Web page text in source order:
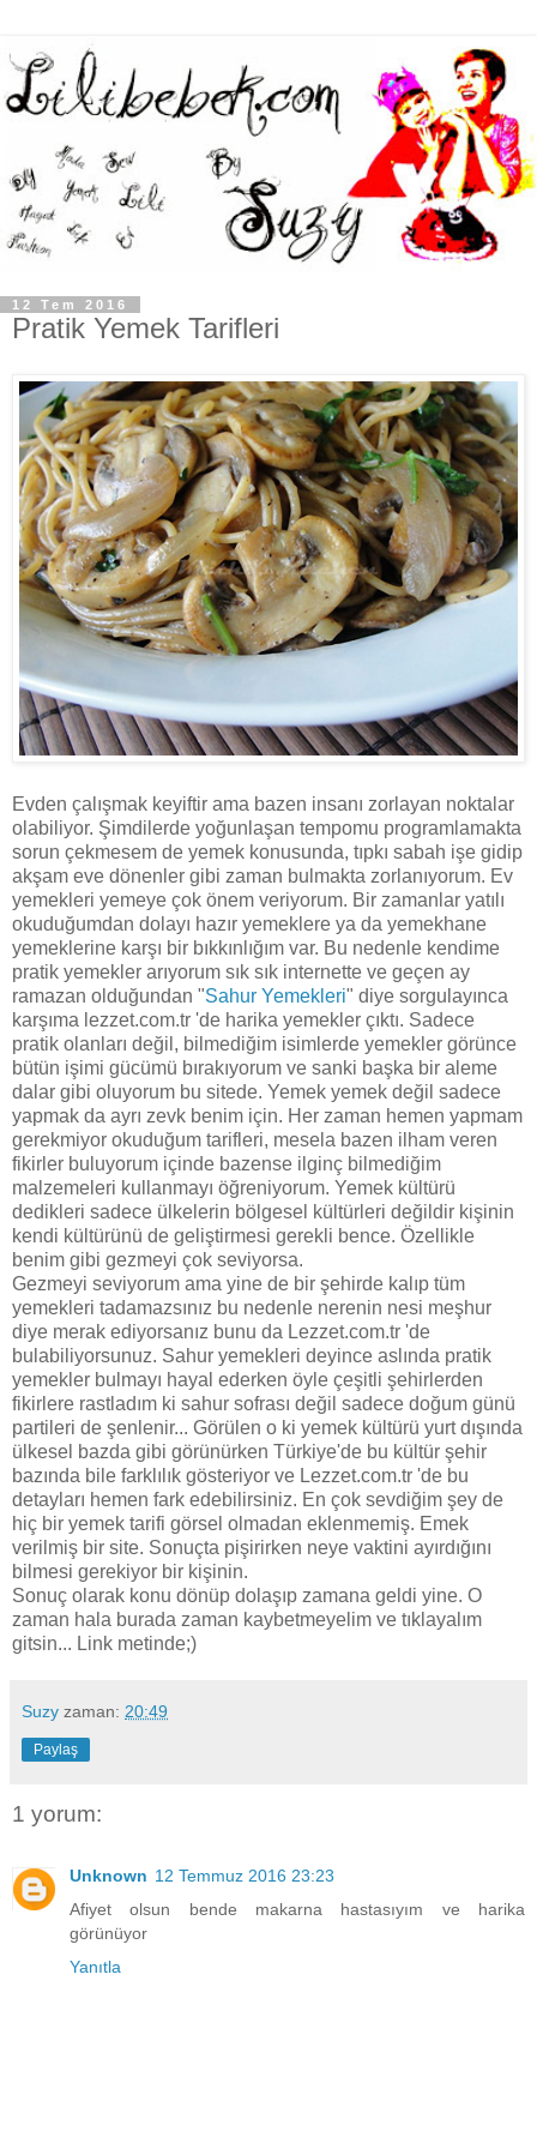
12 Tem 2016
Pratik Yemek Tarifleri
Evden çalışmak keyiftir ama bazen insanı zorlayan noktalar
olabiliyor. Şimdilerde yoğunlaşan tempomu programlamakta
sorun çekmesem de yemek konusunda, tıpkı sabah işe gidip
akşam eve dönenler gibi zaman bulmakta zorlanıyorum. Ev
yemekleri yemeye çok önem veriyorum. Bir zamanlar yatılı
okuduğumdan dolayı hazır yemeklere ya da yemekhane
yemeklerine karşı bir bıkkınlığım var. Bu nedenle kendime
pratik yemekler arıyorum sık sık internette ve geçen ay
ramazan olduğundan "Sahur Yemekleri" diye sorgulayınca
karşıma lezzet.com.tr 'de harika yemekler çıktı. Sadece
pratik olanları değil, bilmediğim isimlerde yemekler görünce
bütün işimi gücümü bırakıyorum ve sanki başka bir aleme
dalar gibi oluyorum bu sitede. Yemek yemek değil sadece
yapmak da ayrı zevk benim için. Her zaman hemen yapmam
gerekmiyor okuduğum tarifleri, mesela bazen ilham veren
fikirler buluyorum içinde bazense ilginç bilmediğim
malzemeleri kullanmayı öğreniyorum. Yemek kültürü
dedikleri sadece ülkelerin bölgesel kültürleri değildir kişinin
kendi kültürünü de geliştirmesi gerekli bence. Özellikle
benim gibi gezmeyi çok seviyorsa.
Gezmeyi seviyorum ama yine de bir şehirde kalıp tüm
yemekleri tadamazsınız bu nedenle nerenin nesi meşhur
diye merak ediyorsanız bunu da Lezzet.com.tr 'de
bulabiliyorsunuz. Sahur yemekleri deyince aslında pratik
yemekler bulmayı hayal ederken öyle çeşitli şehirlerden
fikirlere rastladım ki sahur sofrası değil sadece doğum günü
partileri de şenlenir... Görülen o ki yemek kültürü yurt dışında
ülkesel bazda gibi görünürken Türkiye'de bu kültür şehir
bazında bile farklılık gösteriyor ve Lezzet.com.tr 'de bu
detayları hemen fark edebilirsiniz. En çok sevdiğim şey de
hiç bir yemek tarifi görsel olmadan eklenmemiş. Emek
verilmiş bir site. Sonuçta pişirirken neye vaktini ayırdığını
bilmesi gerekiyor bir kişinin.
Sonuç olarak konu dönüp dolaşıp zamana geldi yine. O
zaman hala burada zaman kaybetmeyelim ve tıklayalım
gitsin... Link metinde;)
Suzy zaman: 20:49
Paylaş
1 yorum:
Unknown 12 Temmuz 2016 23:23
Afiyet olsun bende makarna hastasıyım ve harika
görünüyor
Yanıtla